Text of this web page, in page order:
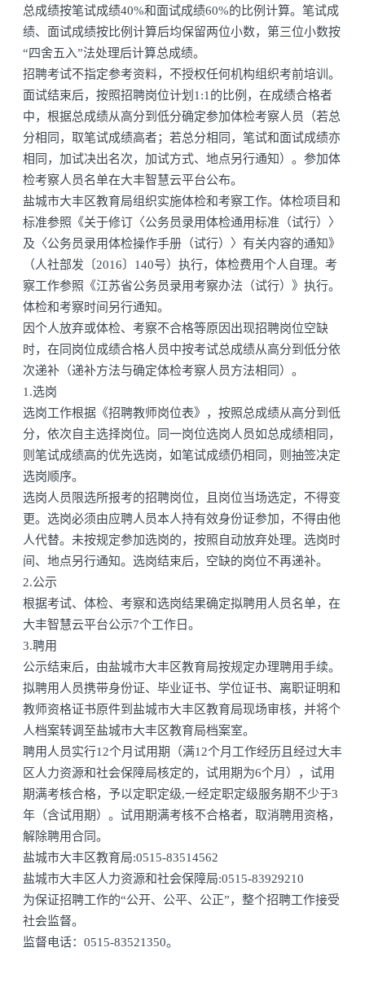
总成绩按笔试成绩40%和面试成绩60%的比例计算。笔试成
绩、面试成绩按比例计算后均保留两位小数，第三位小数按
“四舍五入”法处理后计算总成绩。
招聘考试不指定参考资料，不授权任何机构组织考前培训。
面试结束后，按照招聘岗位计划1:1的比例，在成绩合格者
中，根据总成绩从高分到低分确定参加体检考察人员（若总
分相同，取笔试成绩高者；若总分相同，笔试和面试成绩亦
相同，加试决出名次，加试方式、地点另行通知）。参加体
检考察人员名单在大丰智慧云平台公布。
盐城市大丰区教育局组织实施体检和考察工作。体检项目和
标准参照《关于修订〈公务员录用体检通用标准（试行）〉
及〈公务员录用体检操作手册（试行）〉有关内容的通知》
（人社部发〔2016〕140号）执行，体检费用个人自理。考
察工作参照《江苏省公务员录用考察办法（试行）》执行。
体检和考察时间另行通知。
因个人放弃或体检、考察不合格等原因出现招聘岗位空缺
时，在同岗位成绩合格人员中按考试总成绩从高分到低分依
次递补（递补方法与确定体检考察人员方法相同）。
1.选岗
选岗工作根据《招聘教师岗位表》，按照总成绩从高分到低
分，依次自主选择岗位。同一岗位选岗人员如总成绩相同，
则笔试成绩高的优先选岗，如笔试成绩仍相同，则抽签决定
选岗顺序。
选岗人员限选所报考的招聘岗位，且岗位当场选定，不得变
更。选岗必须由应聘人员本人持有效身份证参加，不得由他
人代替。未按规定参加选岗的，按照自动放弃处理。选岗时
间、地点另行通知。选岗结束后，空缺的岗位不再递补。
2.公示
根据考试、体检、考察和选岗结果确定拟聘用人员名单，在
大丰智慧云平台公示7个工作日。
3.聘用
公示结束后，由盐城市大丰区教育局按规定办理聘用手续。
拟聘用人员携带身份证、毕业证书、学位证书、离职证明和
教师资格证书原件到盐城市大丰区教育局现场审核，并将个
人档案转调至盐城市大丰区教育局档案室。
聘用人员实行12个月试用期（满12个月工作经历且经过大丰
区人力资源和社会保障局核定的，试用期为6个月），试用
期满考核合格，予以定职定级,一经定职定级服务期不少于3
年（含试用期）。试用期满考核不合格者，取消聘用资格，
解除聘用合同。
盐城市大丰区教育局:0515-83514562
盐城市大丰区人力资源和社会保障局:0515-83929210
为保证招聘工作的“公开、公平、公正”，整个招聘工作接受
社会监督。
监督电话：0515-83521350。